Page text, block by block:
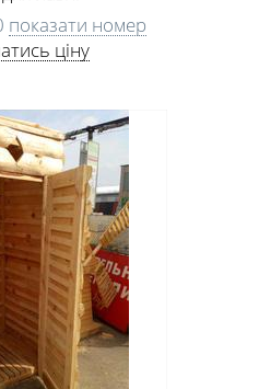
показати номер
ціну